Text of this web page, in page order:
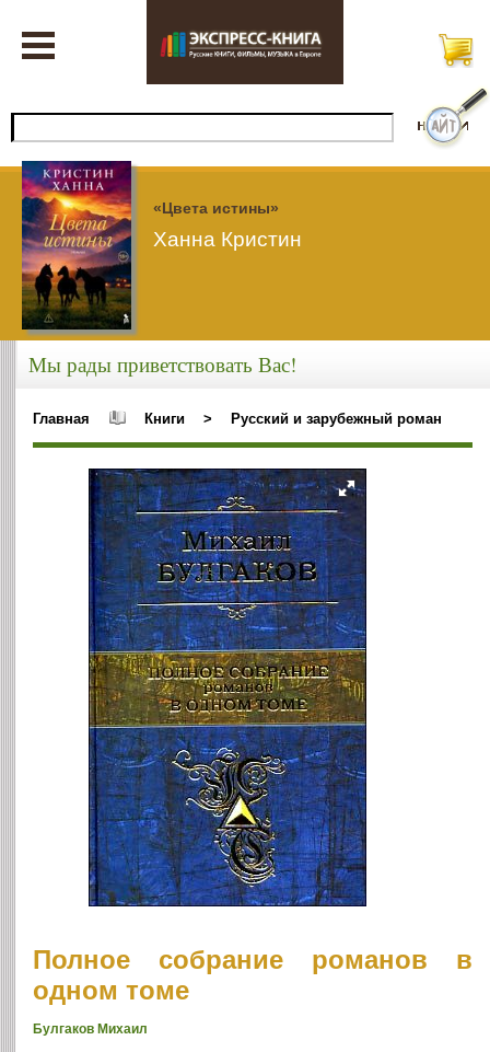
«Цвета истины»
Ханна Кристин
Мы рады приветствовать Вас!
Главная Книги > Русский и зарубежный роман
Полное собрание романов в
одном томе
Булгаков Михаил